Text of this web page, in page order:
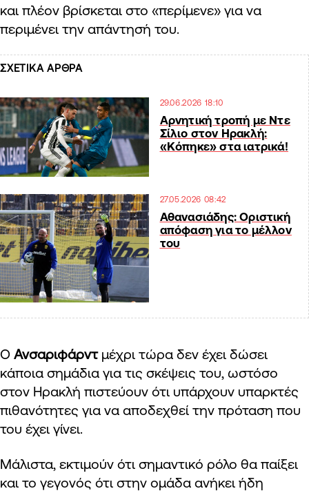
και πλέον βρίσκεται στο «περίμενε» για να
περιμένει την απάντησή του.
ΣΧΕΤΙΚΑ ΑΡΘΡΑ
29.06.2026 18:10
Αρνητική τροπή με Ντε
Σίλιο στον Ηρακλή:
«Κόπηκε» στα ιατρικά!
27.05.2026 08:42
Αθανασιάδης: Οριστική
απόφαση για το μέλλον
του
Ο Ανσαριφάρντ μέχρι τώρα δεν έχει δώσει
κάποια σημάδια για τις σκέψεις του, ωστόσο
στον Ηρακλή πιστεύουν ότι υπάρχουν υπαρκτές
πιθανότητες για να αποδεχθεί την πρόταση που
του έχει γίνει.
Μάλιστα, εκτιμούν ότι σημαντικό ρόλο θα παίξει
και το γεγονός ότι στην ομάδα ανήκει ήδη